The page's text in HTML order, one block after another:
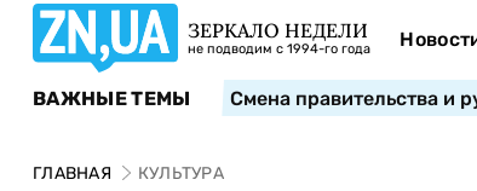
ЗЕРКАЛО НЕДЕЛИ
не подводим с 1994-го года
ВАЖНЫЕ ТЕМЫ Смена правительства и
ГЛАВНАЯ КУЛЬТУРА